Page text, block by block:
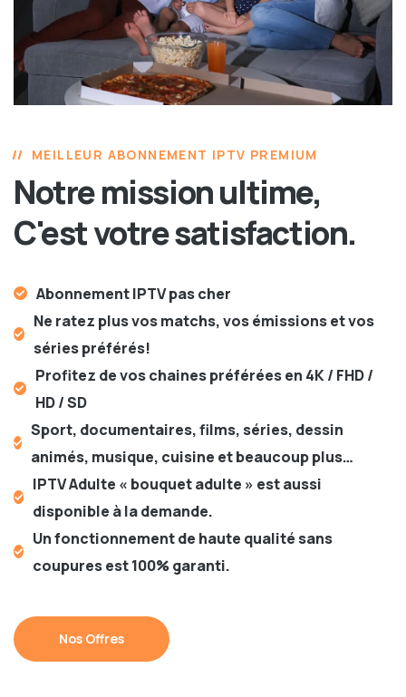
MEILLEUR ABONNEMENT IPTV PREMIUM
Notre mission ultime,
C'est votre satisfaction.
Abonnement IPTV pas cher
Ne ratez plus vos matchs, vos émissions et vos
séries préférés!
Profitez de vos chaines préférées en 4K / FHD /
HD / SD
Sport, documentaires, films, séries, dessin
animés, musique, cuisine et beaucoup plus…
IPTV Adulte « bouquet adulte » est aussi
disponible à la demande.
Un fonctionnement de haute qualité sans
coupures est 100% garanti.
Nos Offres